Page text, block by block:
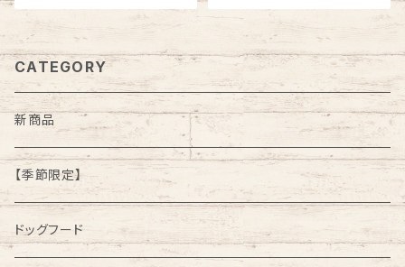
CATEGORY
新商品
【季節限定】
ドッグフード